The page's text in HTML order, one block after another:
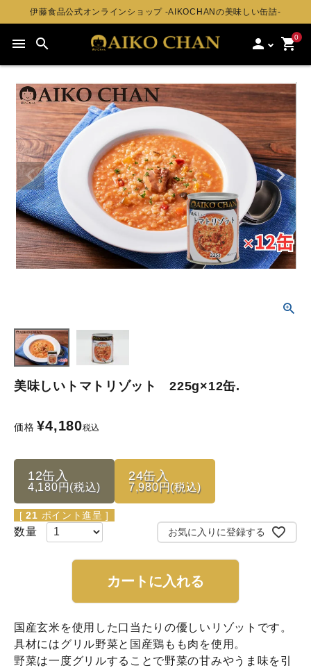
伊藤食品公式オンラインショップ -AIKOCHANの美味しい缶詰-
menu search person 0
shopping_cart
美味しいトマトリゾット 225g×12缶.
価格 ¥4,180税込
12缶入
4,180円(税込)
24缶入
7,980円(税込)
[ 21 ポイント進呈 ]
お気に入りに登録する
カートに入れる
国産玄米を使用した口当たりの優しいリゾットです。
具材にはグリル野菜と国産鶏もも肉を使用。
野菜は一度グリルすることで野菜の甘みやうま味を引